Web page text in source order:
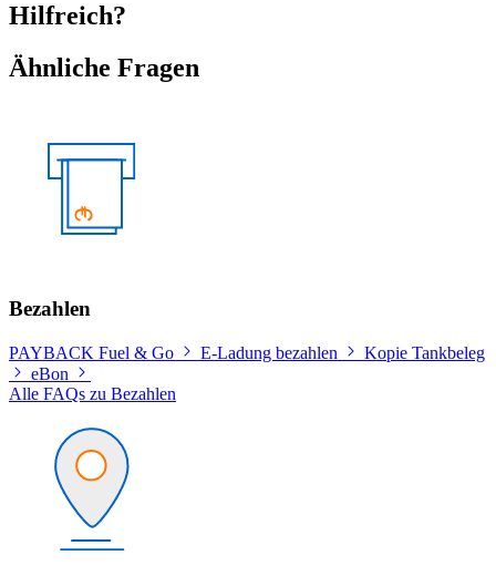
Hilfreich?
Ähnliche Fragen
Bezahlen
PAYBACK Fuel & Go E-Ladung bezahlen
Kopie Tankbeleg
eBon
Alle FAQs zu Bezahlen